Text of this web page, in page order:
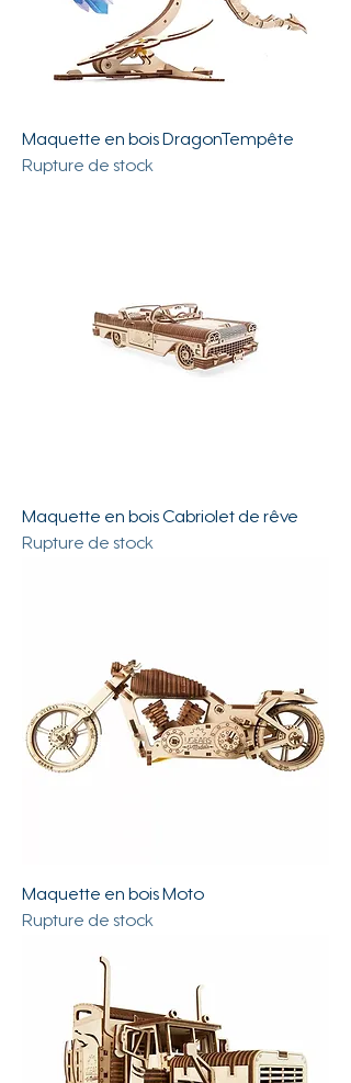
Maquette en bois DragonTempête
Rupture de stock
Maquette en bois Cabriolet de rêve
Rupture de stock
Maquette en bois Moto
Rupture de stock